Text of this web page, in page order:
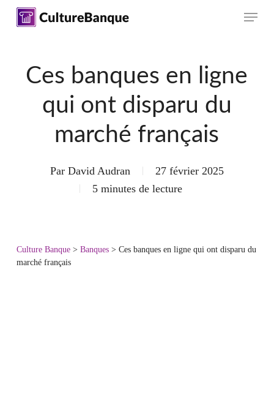
Skip
Menu
Ces banques en ligne
qui ont disparu du
marché français
Par David Audran
27 février 2025
5 minutes de lecture
Culture Banque> Banques> Ces banques en ligne qui ont disparu du
marché français